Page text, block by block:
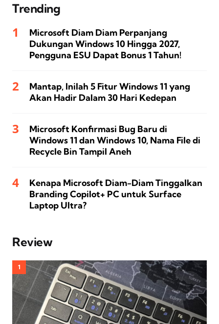
Trending
Microsoft Diam Diam Perpanjang
Dukungan Windows 10 Hingga 2027,
Pengguna ESU Dapat Bonus 1 Tahun!
Mantap, Inilah 5 Fitur Windows 11 yang
Akan Hadir Dalam 30 Hari Kedepan
Microsoft Konfirmasi Bug Baru di
Windows 11 dan Windows 10, Nama File di
Recycle Bin Tampil Aneh
Kenapa Microsoft Diam-Diam Tinggalkan
Branding Copilot+ PC untuk Surface
Laptop Ultra?
Review